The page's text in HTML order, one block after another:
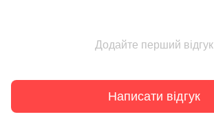
Додайте перший відгук
Написати відгук